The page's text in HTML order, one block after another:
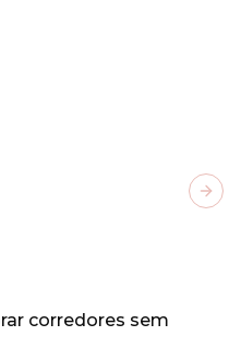
corredores sem